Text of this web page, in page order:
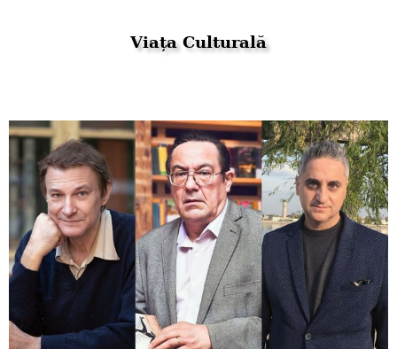
Viața Culturală